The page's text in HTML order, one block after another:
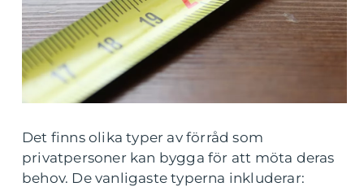
Det finns olika typer av förråd som
privatpersoner kan bygga för att möta deras
behov. De vanligaste typerna inkluderar: